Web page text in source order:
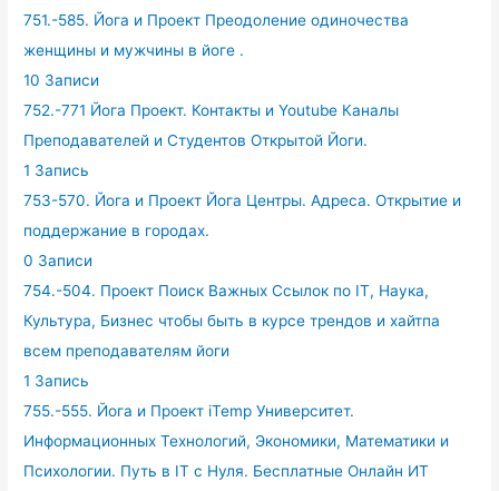
751.-585. Йога и Проект Преодоление одиночества
женщины и мужчины в йоге .
10 Записи
752.-771 Йога Проект. Контакты и Youtube Каналы
Преподавателей и Студентов Открытой Йоги.
1 Запись
753-570. Йога и Проект Йога Центры. Адреса. Открытие и
поддержание в городах.
0 Записи
754.-504. Проект Поиск Важных Ссылок по IT, Наука,
Культура, Бизнес чтобы быть в курсе трендов и хайтпа
всем преподавателям йоги
1 Запись
755.-555. Йога и Проект iTemp Университет.
Информационных Технологий, Экономики, Математики и
Психологии. Путь в IT с Нуля. Бесплатные Онлайн ИТ